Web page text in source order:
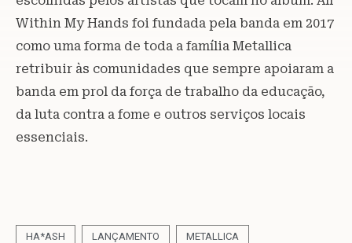
Within My Hands foi fundada pela banda em 2017
como uma forma de toda a família Metallica
retribuir às comunidades que sempre apoiaram a
banda em prol da força de trabalho da educação,
da luta contra a fome e outros serviços locais
essenciais.
HA*ASH LANÇAMENTO METALLICA